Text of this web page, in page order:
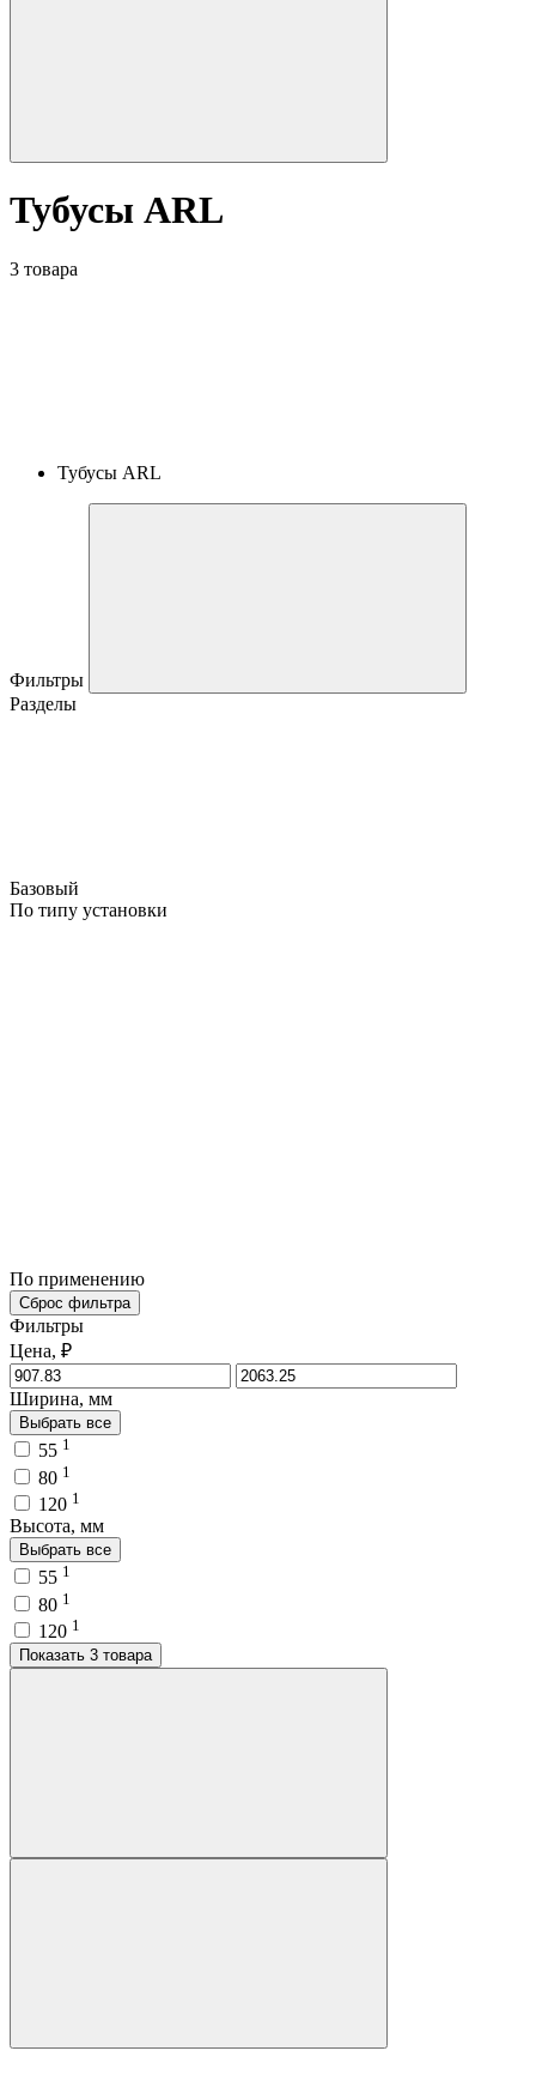
Тубусы ARL
3 товара
Тубусы ARL
Фильтры
Разделы
Базовый
По типу установки
По применению
Сброс фильтра
Фильтры
Цена, ₽
Ширина, мм
Выбрать все
55 1
80 1
120 1
Высота, мм
Выбрать все
55 1
80 1
120 1
Показать 3 товара